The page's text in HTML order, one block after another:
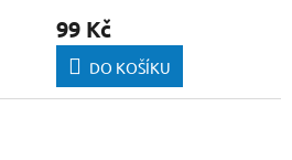
99 Kč
DO KOŠÍKU